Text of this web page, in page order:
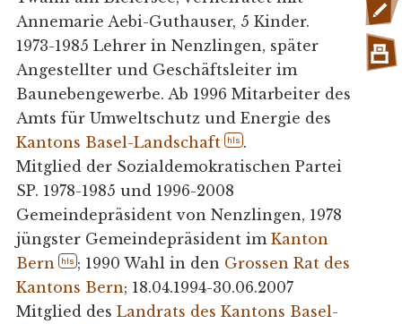
Annemarie Aebi-Guthauser, 5 Kinder.
1973-1985 Lehrer in Nenzlingen, später
Angestellter und Geschäftsleiter im
Baunebengewerbe. Ab 1996 Mitarbeiter des
Amts für Umweltschutz und Energie des
Kantons Basel-Landschaft
hls .
Mitglied der Sozialdemokratischen Partei
SP. 1978-1985 und 1996-2008
Gemeindepräsident von Nenzlingen, 1978
jüngster Gemeindepräsident im Kanton
Bern
hls ; 1990 Wahl in den Grossen Rat des
Kantons Bern; 18.04.1994-30.06.2007
Mitglied des Landrats des Kantons Basel-